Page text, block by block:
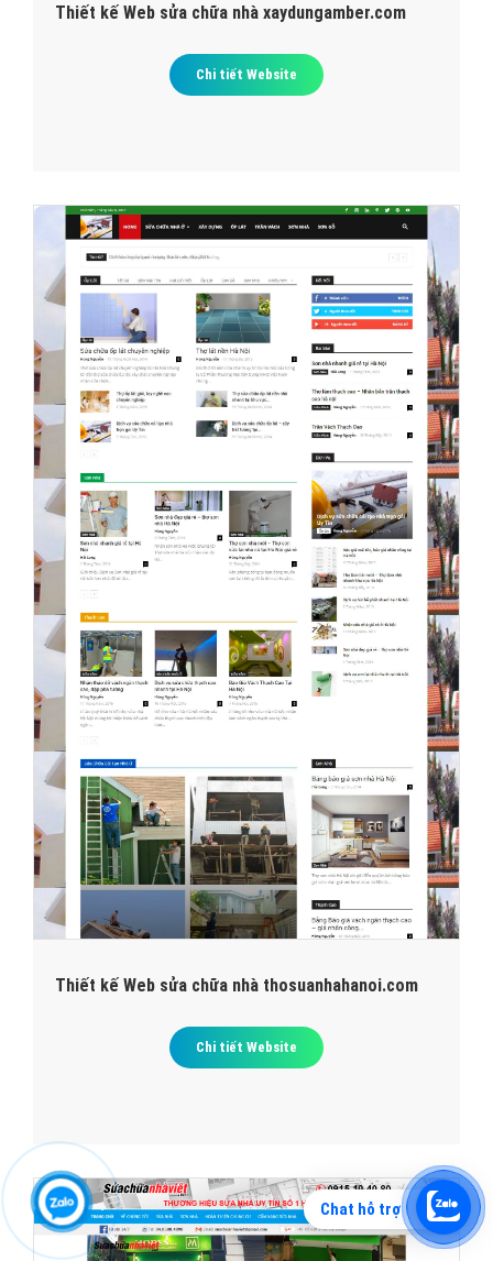
Thiết kế Web sửa chữa nhà xaydungamber.com
Chi tiết Website
Thiết kế Web sửa chữa nhà thosuanhahanoi.com
Chi tiết Website
Chat hỗ trợ